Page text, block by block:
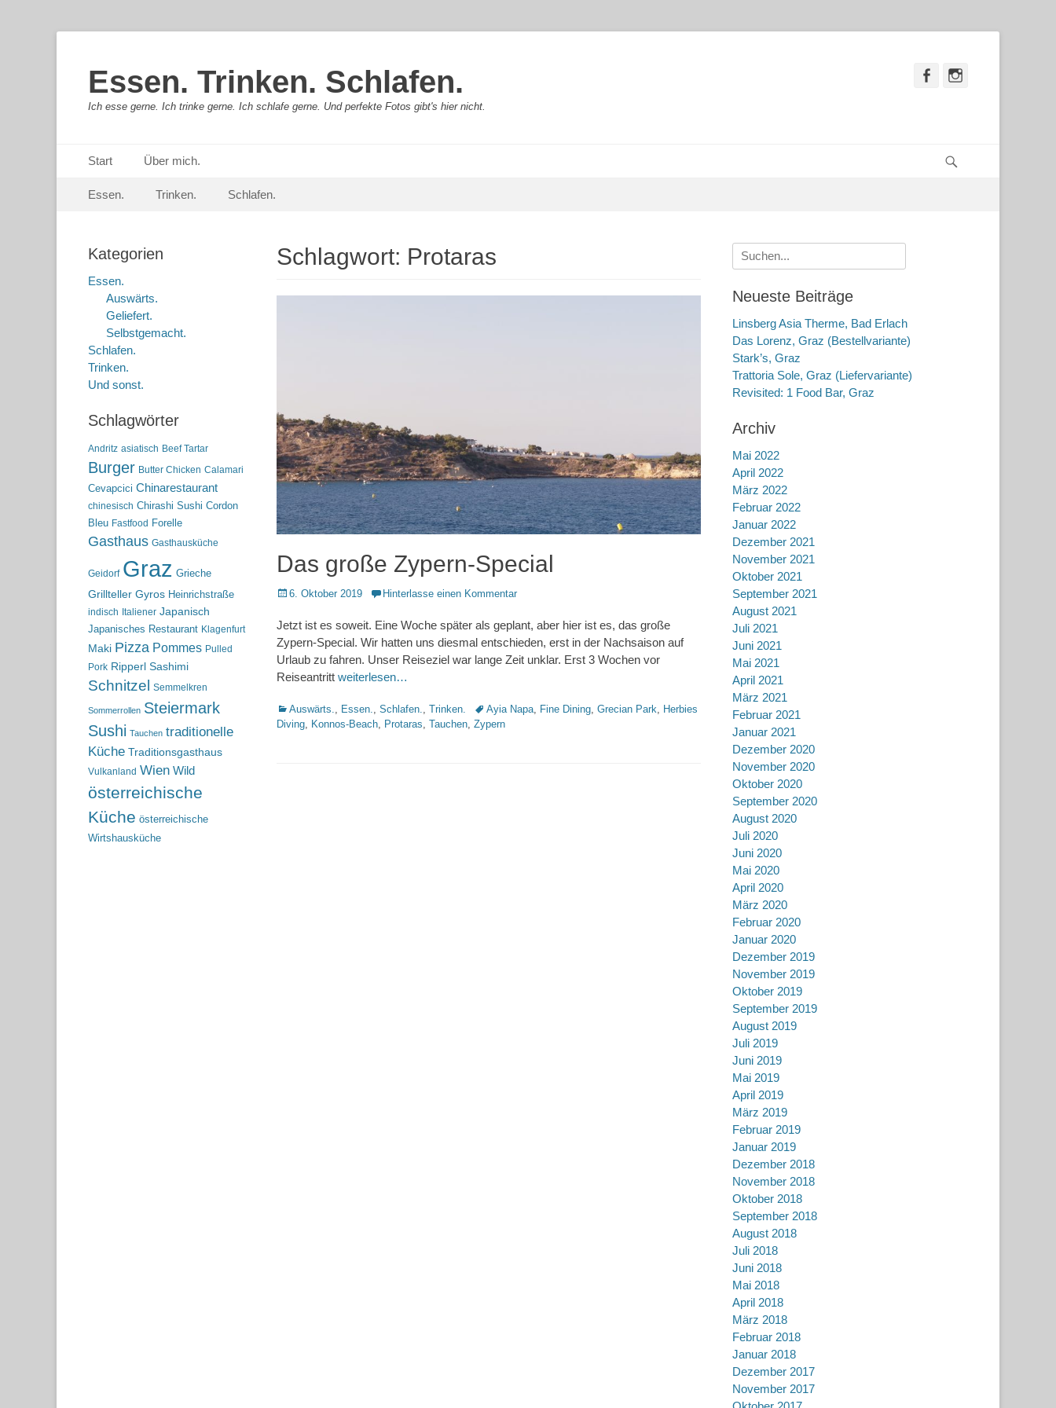
Essen. Trinken. Schlafen.
Ich esse gerne. Ich trinke gerne. Ich schlafe gerne. Und perfekte Fotos gibt's hier nicht.
Facebook
Primäres Menü
zum
Start Über mich.
Sekundär-Menü
zum
Essen. Trinken. Schlafen.
Schlagwort: Protaras
Das große Zypern-Special
Posted
6. Oktober 2019 Hinterlasse einen Kommentar
Jetzt ist es soweit. Eine Woche später als geplant, aber hier ist es, das große
Zypern-Special. Wir hatten uns diesmal entschieden, erst in der Nachsaison auf
Urlaub zu fahren. Unser Reiseziel war lange Zeit unklar. Erst 3 Wochen vor
Reiseantritt weiterlesen…
Kategorien
Auswärts. Essen. Schlafen. Trinken. Schlagworte
Ayia Napa Fine Dining Grecian Park
Herbies
Diving
Konnos-Beach Protaras Tauchen Zypern
Suche
nach:
Neueste Beiträge
Linsberg Asia Therme, Bad Erlach
Das Lorenz, Graz (Bestellvariante)
Stark’s, Graz
Trattoria Sole, Graz (Liefervariante)
Revisited: 1 Food Bar, Graz
Archiv
Mai 2022
April 2022
März 2022
Februar 2022
Januar 2022
Dezember 2021
November 2021
Oktober 2021
September 2021
August 2021
Juli 2021
Juni 2021
Mai 2021
April 2021
März 2021
Februar 2021
Januar 2021
Dezember 2020
November 2020
Oktober 2020
September 2020
August 2020
Juli 2020
Juni 2020
Mai 2020
April 2020
März 2020
Februar 2020
Januar 2020
Dezember 2019
November 2019
Oktober 2019
September 2019
August 2019
Juli 2019
Juni 2019
Mai 2019
April 2019
März 2019
Februar 2019
Januar 2019
Dezember 2018
November 2018
Oktober 2018
September 2018
August 2018
Juli 2018
Juni 2018
Mai 2018
April 2018
März 2018
Februar 2018
Januar 2018
Dezember 2017
November 2017
Kategorien
Essen.
Auswärts.
Geliefert.
Selbstgemacht.
Schlafen.
Trinken.
Und sonst.
Schlagwörter
Andritz asiatisch Beef Tartar
Burger Butter Chicken Calamari
Cevapcici Chinarestaurant
chinesisch Chirashi Sushi Cordon
Bleu Fastfood Forelle
Gasthaus Gasthausküche
Geidorf Graz Grieche
Grillteller Gyros Heinrichstraße
indisch Italiener Japanisch
Japanisches Restaurant Klagenfurt
Maki Pizza Pommes Pulled
Pork Ripperl Sashimi
Schnitzel Semmelkren
Sommerrollen Steiermark
Sushi Tauchen traditionelle
Küche Traditionsgasthaus
Vulkanland Wien Wild
österreichische
Küche österreichische
Wirtshausküche